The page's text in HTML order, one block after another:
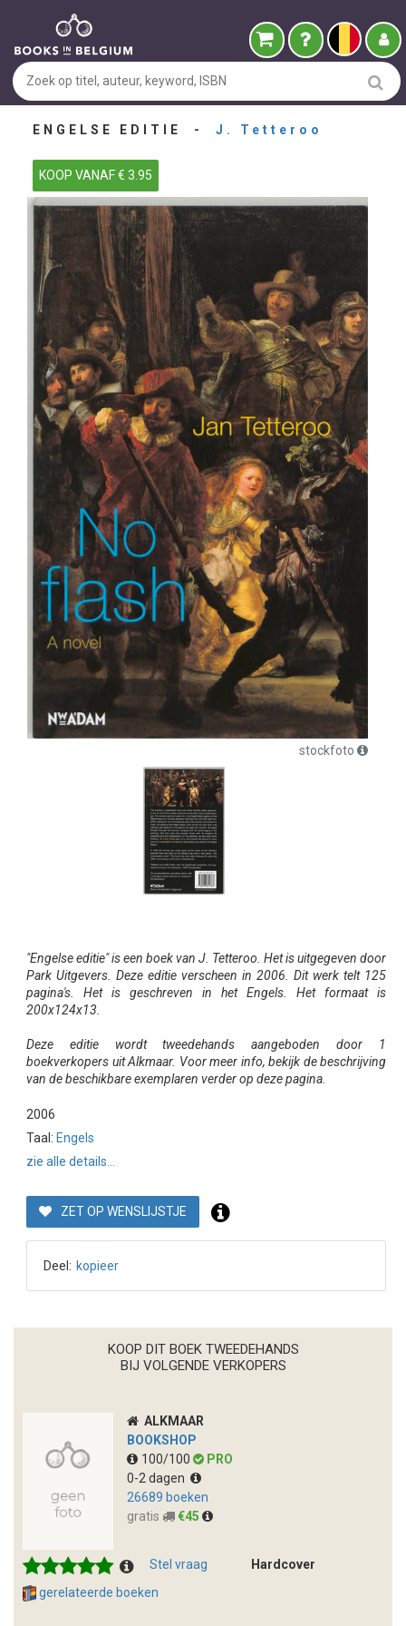
ENGELSE EDITIE - J. Tetteroo
KOOP VANAF € 3.95
stockfoto
"Engelse editie" is een boek van J. Tetteroo. Het is uitgegeven door
Park Uitgevers. Deze editie verscheen in 2006. Dit werk telt 125
pagina's. Het is geschreven in het Engels. Het formaat is
200x124x13.
Deze editie wordt tweedehands aangeboden door 1
boekverkopers uit Alkmaar. Voor meer info, bekijk de beschrijving
van de beschikbare exemplaren verder op deze pagina.
2006
Taal: Engels
zie alle details...
ZET OP WENSLIJSTJE
Deel: kopieer
KOOP DIT BOEK TWEEDEHANDS
BIJ VOLGENDE VERKOPERS
ALKMAAR
BOOKSHOP
100/100
PRO
0-2 dagen
26689 boeken
gratis
€45
Stel vraag
Hardcover
gerelateerde boeken